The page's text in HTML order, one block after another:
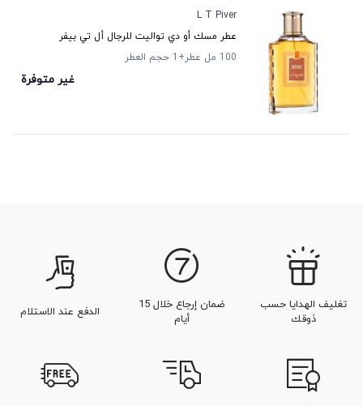
L T Piver
عطر مسك أو دي تواليت للرجال أل تي بيفر
100 مل عطر
+1 حجم العطر
غير متوفرة
تغليف الهدايا حسب
ذوقك
ضمان إرجاع خلال 15
أيام
الدفع عند الاستلام